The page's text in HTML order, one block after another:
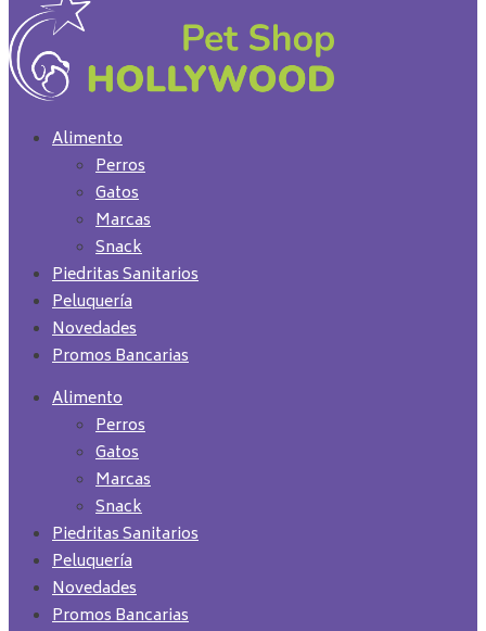
Alimento
Perros
Gatos
Marcas
Snack
Piedritas Sanitarios
Peluquería
Novedades
Promos Bancarias
Alimento
Perros
Gatos
Marcas
Snack
Piedritas Sanitarios
Peluquería
Novedades
Promos Bancarias